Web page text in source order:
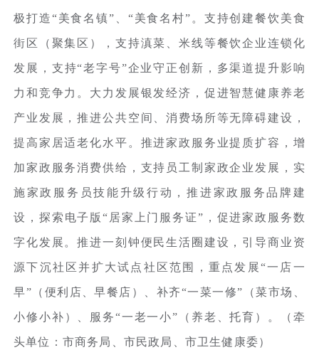
极打造“美食名镇”、“美食名村”。支持创建餐饮美食
街区（聚集区），支持滇菜、米线等餐饮企业连锁化
发展，支持“老字号”企业守正创新，多渠道提升影响
力和竞争力。大力发展银发经济，促进智慧健康养老
产业发展，推进公共空间、消费场所等无障碍建设，
提高家居适老化水平。推进家政服务业提质扩容，增
加家政服务消费供给，支持员工制家政企业发展，实
施家政服务员技能升级行动，推进家政服务品牌建
设，探索电子版“居家上门服务证”，促进家政服务数
字化发展。推进一刻钟便民生活圈建设，引导商业资
源下沉社区并扩大试点社区范围，重点发展“一店一
早”（便利店、早餐店）、补齐“一菜一修”（菜市场、
小修小补）、服务“一老一小”（养老、托育）。（牵
头单位：市商务局、市民政局、市卫生健康委）